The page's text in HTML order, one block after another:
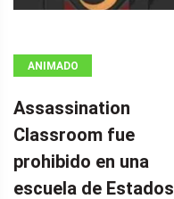
ANIMADO
Assassination
Classroom fue
prohibido en una
escuela de Estados